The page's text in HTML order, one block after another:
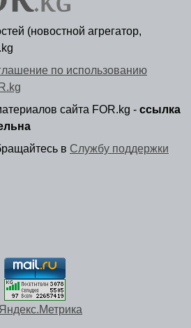
(новостной агрегатор,
по использованию
сайта FOR.kg - ссылка
в Службу поддержки